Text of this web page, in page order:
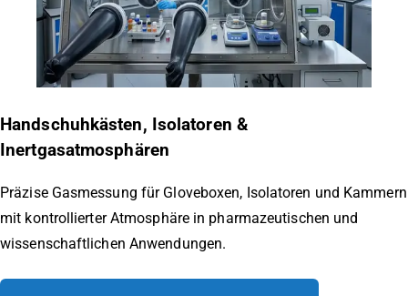
Handschuhkästen, Isolatoren &
Inertgasatmosphären
Präzise Gasmessung für Gloveboxen, Isolatoren und Kammern
mit kontrollierter Atmosphäre in pharmazeutischen und
wissenschaftlichen Anwendungen.